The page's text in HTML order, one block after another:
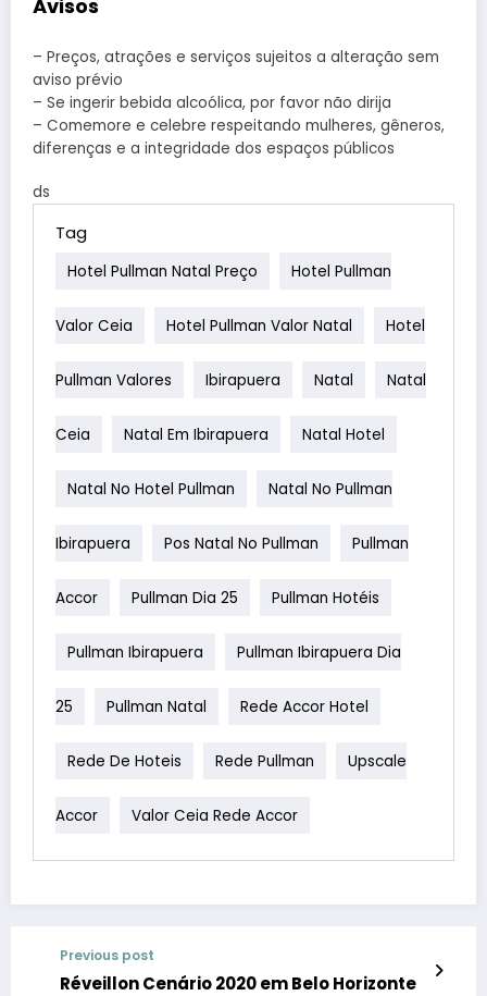
Avisos
– Preços, atrações e serviços sujeitos a alteração sem
aviso prévio
– Se ingerir bebida alcoólica, por favor não dirija
– Comemore e celebre respeitando mulheres, gêneros,
diferenças e a integridade dos espaços públicos
ds
Tag
Hotel Pullman Natal Preço Hotel Pullman
Valor Ceia Hotel Pullman Valor Natal Hotel
Pullman Valores Ibirapuera Natal Natal
Ceia Natal Em Ibirapuera Natal Hotel
Natal No Hotel Pullman Natal No Pullman
Ibirapuera Pos Natal No Pullman Pullman
Accor Pullman Dia 25 Pullman Hotéis
Pullman Ibirapuera Pullman Ibirapuera Dia
25 Pullman Natal Rede Accor Hotel
Rede De Hoteis Rede Pullman Upscale
Accor Valor Ceia Rede Accor
Previous post
Réveillon Cenário 2020 em Belo Horizonte